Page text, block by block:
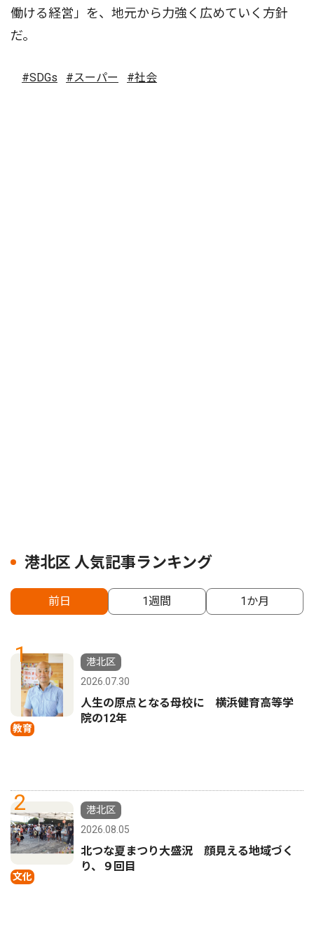
働ける経営」を、地元から力強く広めていく方針
だ。
#SDGs #スーパー #社会
港北区 人気記事ランキング
前日 1週間 1か月
1
教育
港北区
2026.07.30
人生の原点となる母校に 横浜健育高等学
院の12年
2
文化
港北区
2026.08.05
北つな夏まつり大盛況 顔見える地域づく
り、９回目